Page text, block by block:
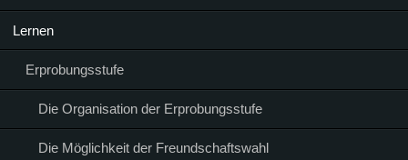
Lernen
Erprobungsstufe
Die Organisation der Erprobungsstufe
Die Möglichkeit der Freundschaftswahl